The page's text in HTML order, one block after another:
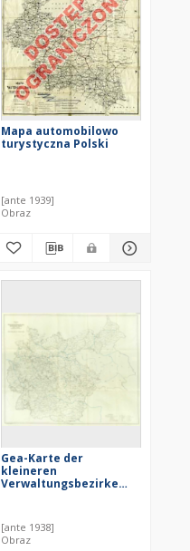
Mapa automobilowo
turystyczna Polski
[ante 1939]
Obraz
Gea-Karte der
kleineren
Verwaltungsbezirke
[ante 1938]
Obraz